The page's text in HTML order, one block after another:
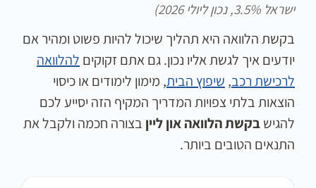
ישראל 3.5%, נכון ליולי 2026)
בקשת הלוואה היא תהליך שיכול להיות פשוט ומהיר אם
יודעים איך לגשת אליו נכון. גם אתם זקוקים להלוואה
לרכישת רכב, שיפוץ הבית, מימון לימודים או כיסוי
הוצאות בלתי צפויות המדריך המקיף הזה יסייע לכם
להגישבקשת הלוואה און ליין בצורה חכמה ולקבל את
התנאים הטובים ביותר.